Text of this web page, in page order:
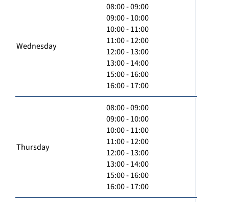
Wednesday
08:00 - 09:00
09:00 - 10:00
10:00 - 11:00
11:00 - 12:00
12:00 - 13:00
13:00 - 14:00
15:00 - 16:00
16:00 - 17:00
Thursday
08:00 - 09:00
09:00 - 10:00
10:00 - 11:00
11:00 - 12:00
12:00 - 13:00
13:00 - 14:00
15:00 - 16:00
16:00 - 17:00